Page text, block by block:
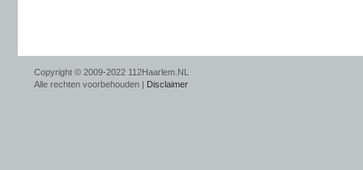
Copyright © 2009-2022 112Haarlem.NL
Alle rechten voorbehouden | Disclaimer